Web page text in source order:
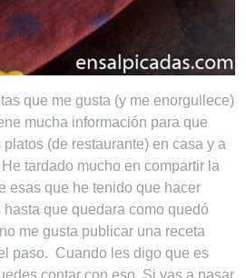
que me gusta (y me enorgullece)
mucha información para que
(de restaurante) en casa y a
tardado mucho en compartir la
esas que he tenido que hacer
que quedara como quedó
me gusta publicar una receta
paso. Cuando les digo que es